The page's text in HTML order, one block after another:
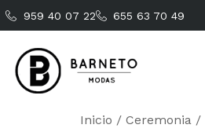
959 40 07 22 655 63 70 49
Inicio / Ceremonia /